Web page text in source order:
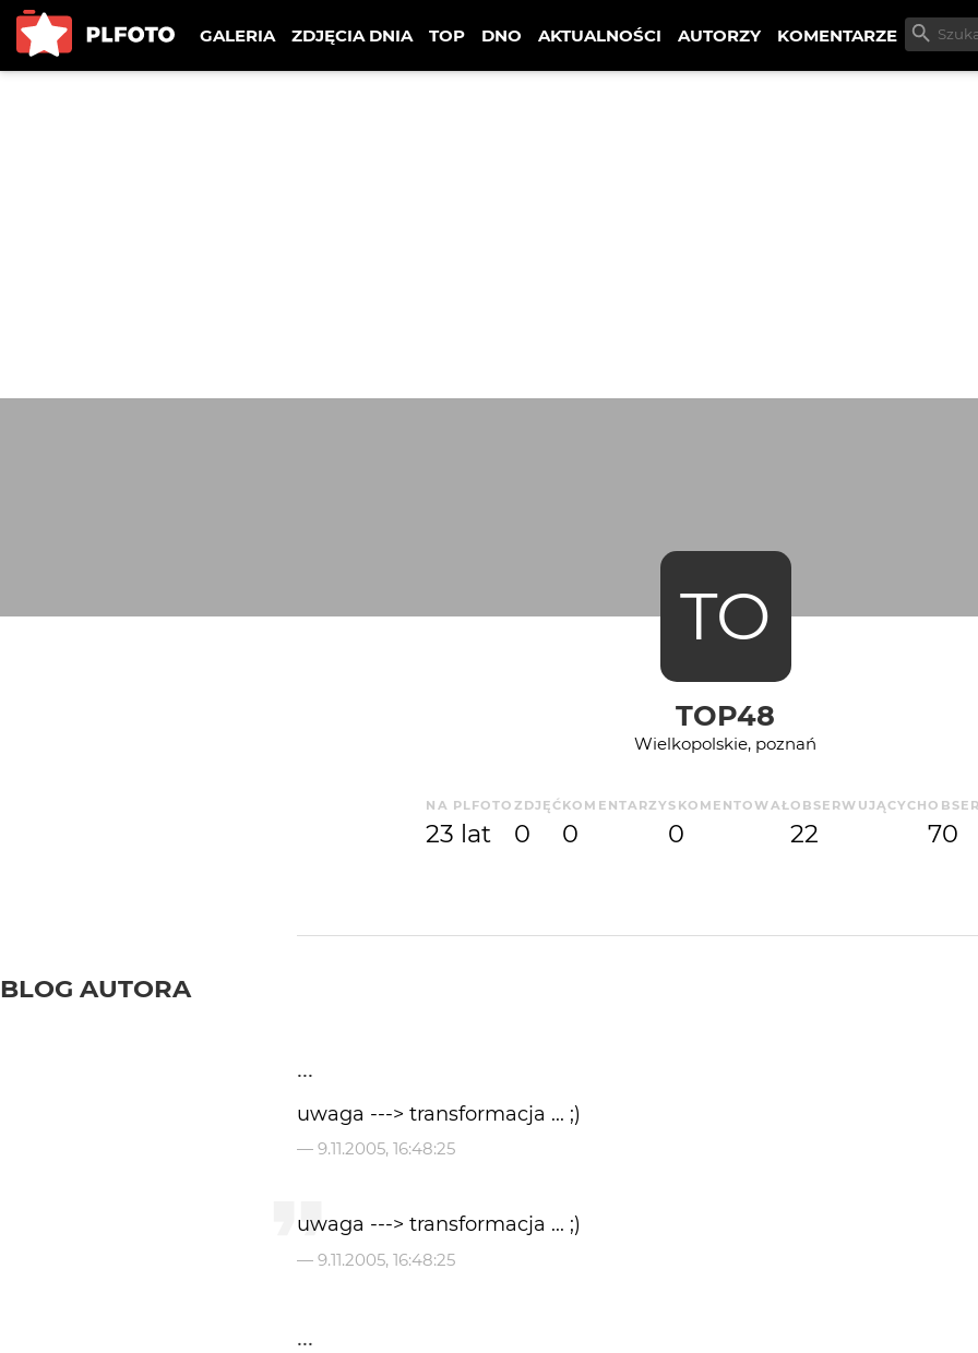
GALERIA ZDJĘCIA DNIA TOP DNO AKTUALNOŚCI AUTORZY KOMENTARZE
TO
TOP48
Wielkopolskie, poznań
NA PLFOTO
23 lat
ZDJĘĆ
0
KOMENTARZY
0
SKOMENTOWAŁ
0
OBSERWUJĄCYCH
22 70
BLOG AUTORA
...
uwaga ---> transformacja ... ;)
— 9.11.2005, 16:48:25
uwaga ---> transformacja ... ;)
— 9.11.2005, 16:48:25
...